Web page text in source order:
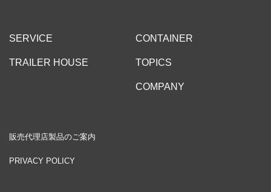
SERVICE
TRAILER HOUSE
CONTAINER
TOPICS
COMPANY
販売代理店製品のご案内
PRIVACY POLICY